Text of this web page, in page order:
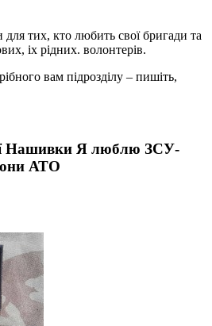
тих, кто любить свої бригади та
іх рідних. волонтерів.
вам підрозділу – пишіть,
Нашивки Я люблю ЗСУ-
АТО